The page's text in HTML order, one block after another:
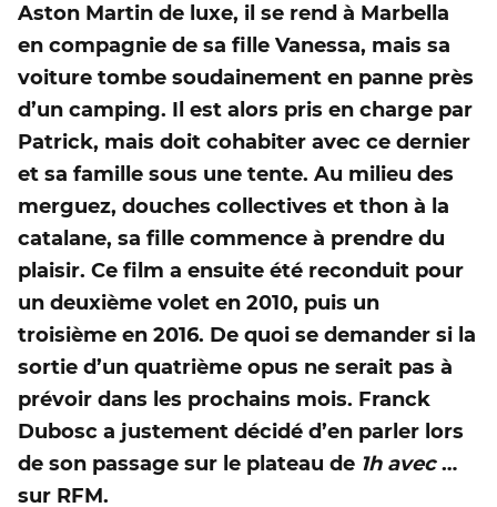
Aston Martin de luxe, il se rend à Marbella
en compagnie de sa fille Vanessa, mais sa
voiture tombe soudainement en panne près
d’un camping. Il est alors pris en charge par
Patrick, mais doit cohabiter avec ce dernier
et sa famille sous une tente. Au milieu des
merguez, douches collectives et thon à la
catalane, sa fille commence à prendre du
plaisir. Ce film a ensuite été reconduit pour
un deuxième volet en 2010, puis un
troisième en 2016. De quoi se demander si la
sortie d’un quatrième opus ne serait pas à
prévoir dans les prochains mois. Franck
Dubosc a justement décidé d’en parler lors
de son passage sur le plateau de 1h avec…
sur RFM.